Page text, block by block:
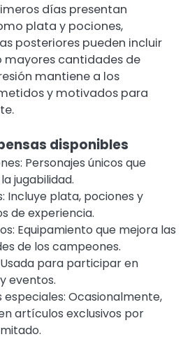
días presentan
plata y pociones,
posteriores pueden incluir
mayores cantidades de
mantiene a los
y motivados para
disponibles
Personajes únicos que
jugabilidad.
Incluye plata, pociones y
de experiencia.
Equipamiento que mejora las
de los campeones.
para participar en
eventos.
Ocasionalmente,
artículos exclusivos por